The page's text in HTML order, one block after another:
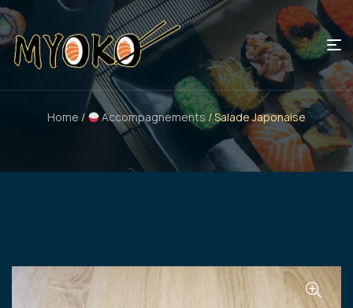
Home / Accompagnements/ Salade Japonaise